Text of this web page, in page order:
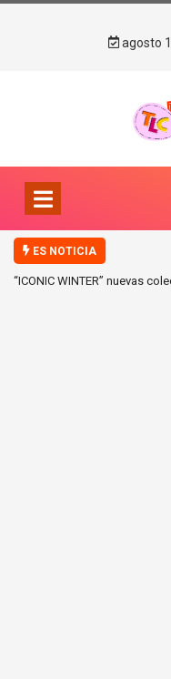
agosto
ES NOTICIA
colecciones en Galerias